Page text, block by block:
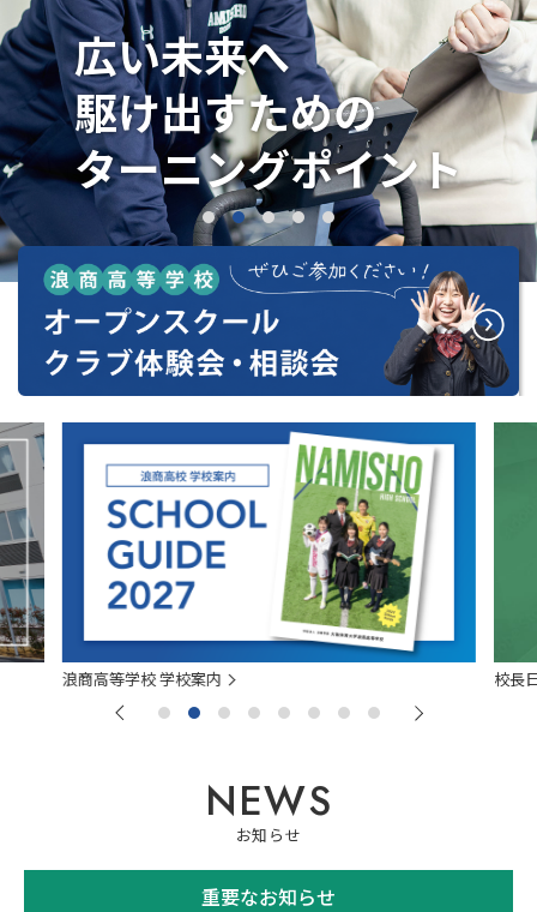
広い未来へ
駆け出すための
ターニングポイント
浪商高等学校 学校案内 校長
お知らせ
重要なお知らせ